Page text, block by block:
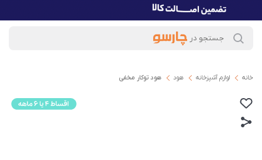
خانه لوازم آشپزخانه هود ھود توکار مخفی